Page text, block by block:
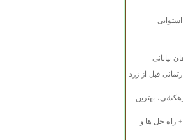
بیابانی
قبل از زرد
بهترین
راه حل ها و